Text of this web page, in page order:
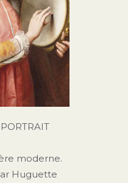
moderne.
Huguette